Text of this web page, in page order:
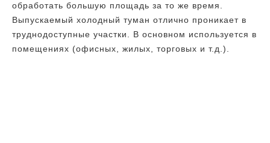
обработать большую площадь за то же время.
Выпускаемый холодный туман отлично проникает в
труднодоступные участки. В основном используется в
помещениях (офисных, жилых, торговых и т.д.).